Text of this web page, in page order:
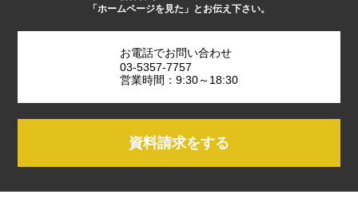
「ホームページを見た」とお伝え下さい。
お電話でお問い合わせ
03-5357-7757
営業時間：9:30～18:30
資料請求をする